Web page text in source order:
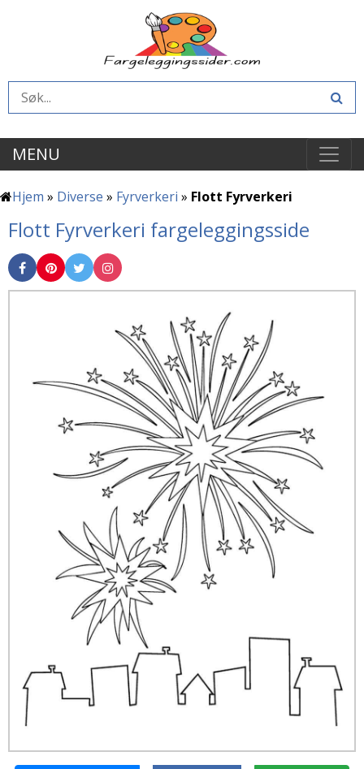
MENU
Hjem » Diverse » Fyrverkeri » Flott Fyrverkeri
Flott Fyrverkeri fargeleggingsside